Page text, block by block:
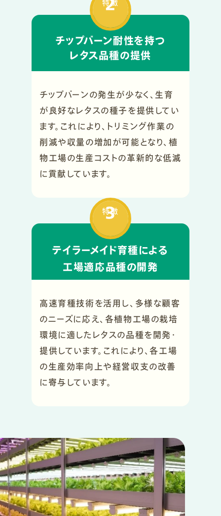
特徴
チップバーン耐性を持つ
レタス品種の提供
チップバーンの発生が少なく、生育
が良好なレタスの種子を提供してい
ます。これにより、トリミング作業の
削減や収量の増加が可能となり、植
物工場の生産コストの革新的な低減
に貢献しています。
特徴
3
テイラーメイド育種による
工場適応品種の開発
高速育種技術を活用し、多様な顧客
のニーズに応え、各植物工場の栽培
環境に適したレタスの品種を開発・
提供しています。これにより、各工場
の生産効率向上や経営収支の改善
に寄与しています。